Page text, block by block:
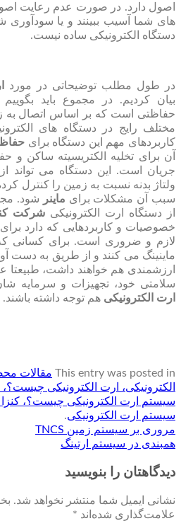
اصول دارد. در صورت عدم رعایت
‌های شما آسیب ببینند و یا سودآوری
دستگاه الکترونیکی ساده نیست.
در طول مطلب توضیحاتی در مورد
بیان کردیم. در مجموع باید
حفاظتی است که بر اساس اتصال به
مختلف رایج در دستگاه های
کاربردهای مهم این دستگاه برای
آن برای تخلیه الکتریسیته ساکن و
جریان است. این دستگاه می ‌تواند
ولتاژ بدنه نسبت به زمین را کنترل
سبب آن مشکلات برای ماینر
شود.
از دستگاه ارت الکترونیکیشرکت
خصوصیات و کاربردهایی که دارد برای
لازم و ضروری است. برای کسانی که
ماینینگ می کنند و از طریق به دست
ارزشمندی هم خواهند داشت، طبیعتا
سلامتی خود، تجهیزات و سرمایه
ارت الکترونیکی هم توجه داشته باشند.
This entry was posted in مقالات
الکترونیکی، ارت الکترونیکی
سیستم ارت الکترونیکی چیست؟،
سیستم ارت الکترونیکی.
مروری بر سیستم زمین TNCS
همبندی در سیستم ارتینگ
دیدگاهتان را بنویسید
نشانی ایمیل شما منتشر نخواهد شد.
علامت‌گذاری شده‌اند *